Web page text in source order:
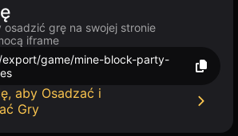
grę na swojej stronie
iframe
game/mine-block-party-
aby Osadzać i
Gry